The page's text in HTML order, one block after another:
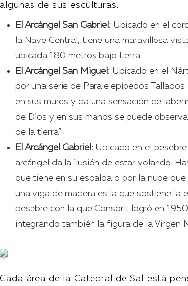
algunas de sus esculturas:
El Arcángel San Gabriel: Ubicado en el
la Nave Central, tiene una maravillosa
ubicada 180 metros bajo tierra.
El Arcángel San Miguel: Ubicado en el
por una serie de Paralelepípedos
en sus muros y da una sensación de
de Dios y en sus manos se puede
de la tierra”.
El Arcángel Gabriel: Ubicado en el
arcángel da la ilusión de estar volando.
que tiene en su espalda o por la nube
una viga de madera es la que sostiene la
pesebre con la que Consorti logró en
integrando también la figura de la Virgen
Cada área de la Catedral de Sal está